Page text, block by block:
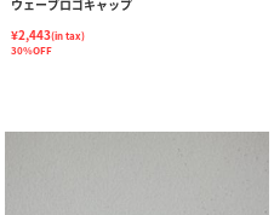
ウェーブロゴキャップ
¥2,443(in tax)
30%OFF